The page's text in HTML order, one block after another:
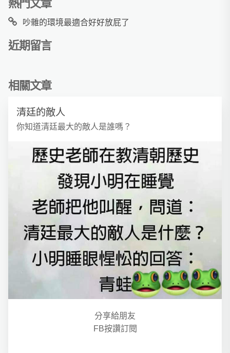
熱門文章
吵雜的環境最適合好好放屁了
近期留言
相關文章
清廷的敵人
你知道清廷最大的敵人是誰嗎？
分享給朋友
FB按讚訂閱